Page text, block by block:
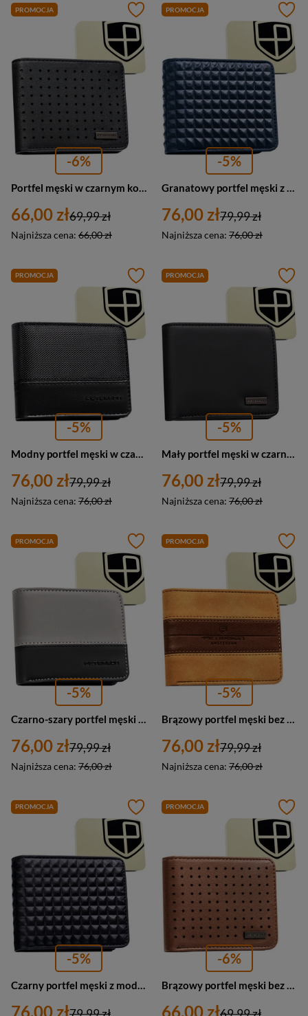
PROMOCJA
-6%
Portfel męski w czarnym kolorze z subtelnym, perforowanym zdobieniem - Peterson
66,00 zł
Najniższa cena: 66,00 zł
69,99 zł
PROMOCJA
-5%
Granatowy portfel męski z modnym, geometrycznym wzorem - Peterson
76,00 zł
Najniższa cena: 76,00 zł
79,99 zł
PROMOCJA
-5%
76,00 zł
Najniższa cena: 76,00 zł
79,99 zł
PROMOCJA
-5%
76,00 zł
Najniższa cena: 76,00 zł
79,99 zł
PROMOCJA
-5%
Czarno-szary portfel męski w orientacji poziomej bez zapięcia zewnętrznego - Peterson
76,00 zł
Najniższa cena: 76,00 zł
79,99 zł
PROMOCJA
-5%
Brązowy portfel męski bez zapięcia wykonany ze skóry ekologicznej - Peterson
76,00 zł
Najniższa cena: 76,00 zł
79,99 zł
PROMOCJA
-5%
76,00 zł
PROMOCJA
-6%
66,00 zł